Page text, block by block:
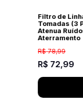
Filtro de
Tomadas (3
Atenua
Aterramento
R$ 78,99
R$ 72,99